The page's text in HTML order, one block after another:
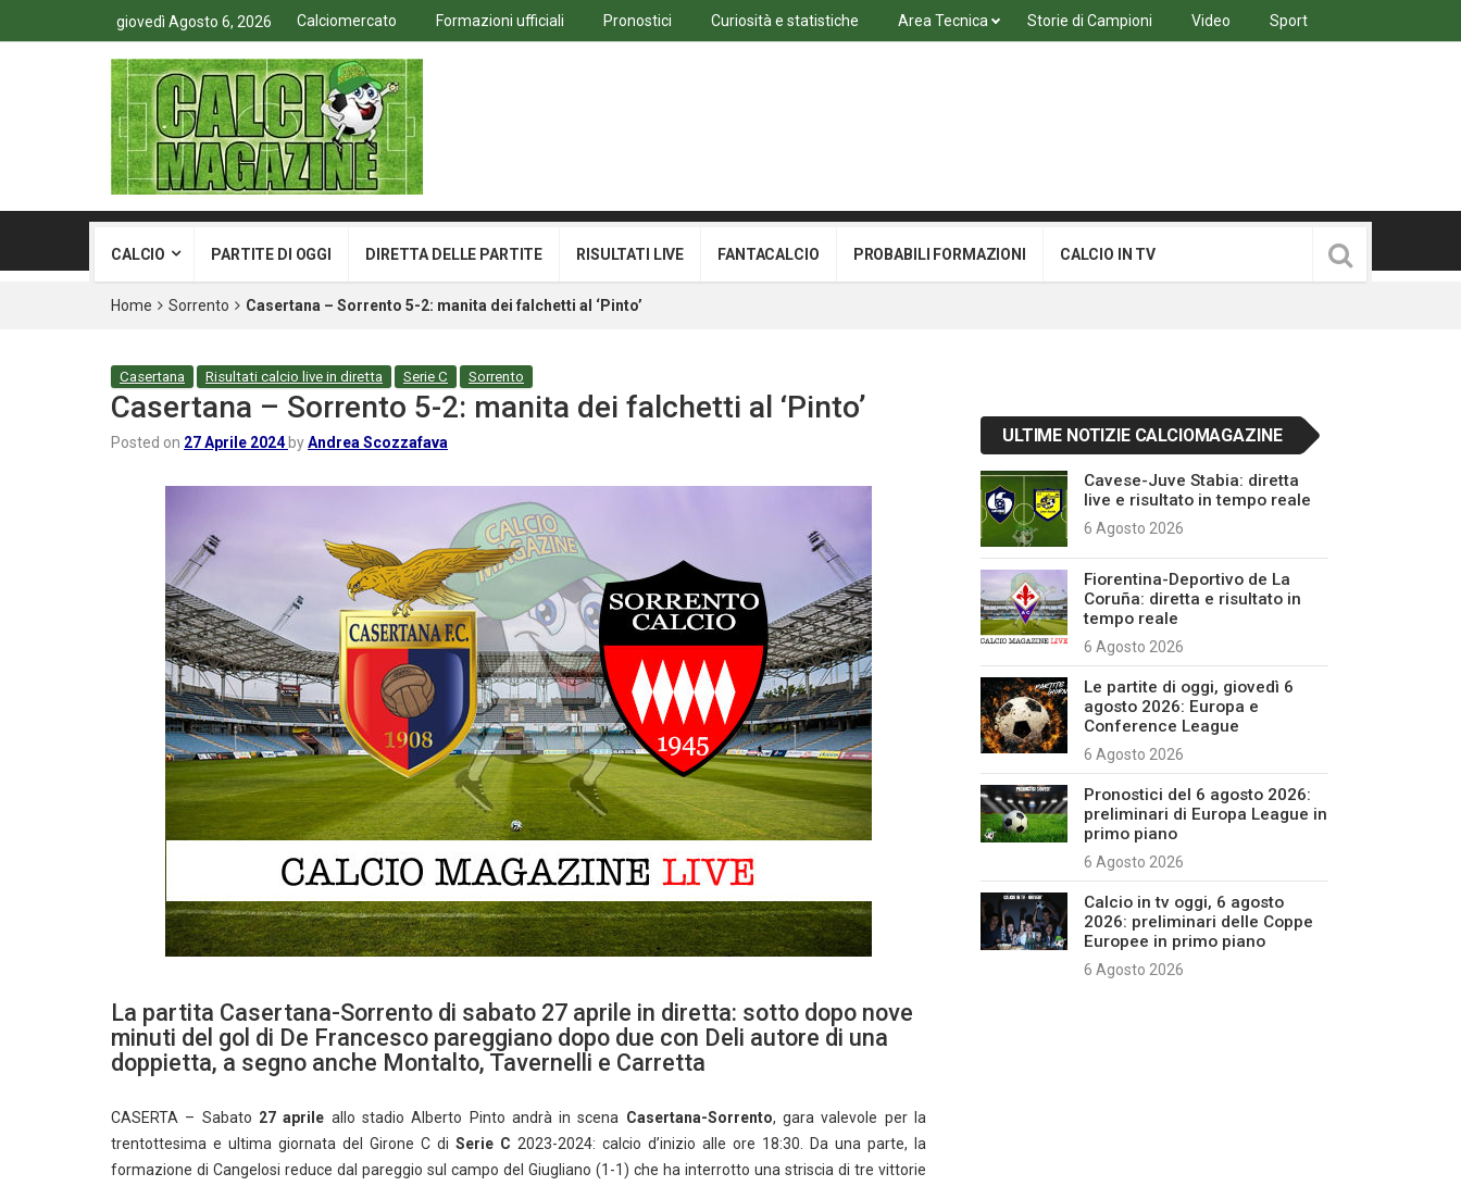
giovedì Agosto 6, 2026 Calciomercato Formazioni ufficiali Pronostici Curiosità e statistiche Area Tecnica Storie di Campioni Video Sport
CALCIO PARTITE DI OGGI DIRETTA DELLE PARTITE RISULTATI LIVE FANTACALCIO PROBABILI FORMAZIONI CALCIO IN TV
Home Sorrento Casertana – Sorrento 5-2: manita dei falchetti al ‘Pinto’
Casertana Risultati calcio live in diretta Serie C Sorrento
Casertana – Sorrento 5-2: manita dei falchetti al ‘Pinto’
Posted on 27 Aprile 2024 byAndrea Scozzafava
La partita Casertana-Sorrento di sabato 27 aprile in diretta: sotto dopo nove
minuti del gol di De Francesco pareggiano dopo due con Deli autore di una
doppietta, a segno anche Montalto, Tavernelli e Carretta
CASERTA – Sabato 27 aprile allo stadio Alberto Pinto andrà in scena Casertana-Sorrento, gara valevole per la
trentottesima e ultima giornata del Girone C di Serie C 2023-2024: calcio d’inizio alle ore 18:30. Da una parte, la
formazione di Cangelosi reduce dal pareggio sul campo del Giugliano (1-1) che ha interrotto una striscia di tre vittorie
ULTIME NOTIZIE CALCIOMAGAZINE
Cavese-Juve Stabia: diretta
live e risultato in tempo reale
6 Agosto 2026
Fiorentina-Deportivo de La
Coruña: diretta e risultato in
tempo reale
6 Agosto 2026
Le partite di oggi, giovedì 6
agosto 2026: Europa e
Conference League
6 Agosto 2026
Pronostici del 6 agosto 2026:
preliminari di Europa League in
primo piano
6 Agosto 2026
Calcio in tv oggi, 6 agosto
2026: preliminari delle Coppe
Europee in primo piano
6 Agosto 2026